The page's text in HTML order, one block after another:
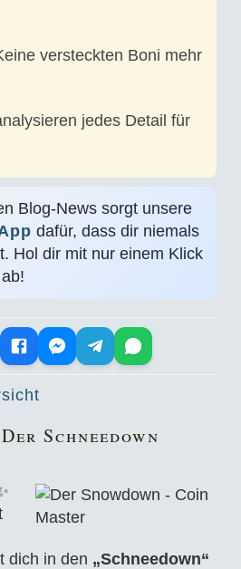
versteckten Boni mehr
jedes Detail für
Blog-News sorgt unsere
dafür, dass dir niemals
Hol dir mit nur einem Klick
Schneedown
dich in den „Schneedown“